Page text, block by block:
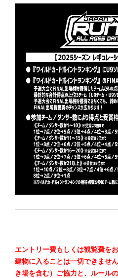
エントリー費もしくは観覧費を
建物に入ることは一切できませ
き場を含む）ご協力と、ルール